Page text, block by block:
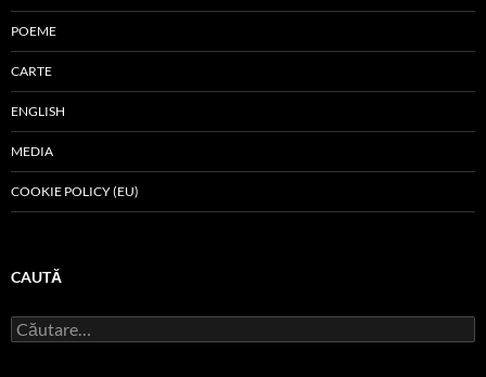
POEME
CARTE
ENGLISH
MEDIA
COOKIE POLICY (EU)
CAUTĂ
Caută
după: